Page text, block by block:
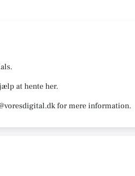
at hente her.
for mere information.